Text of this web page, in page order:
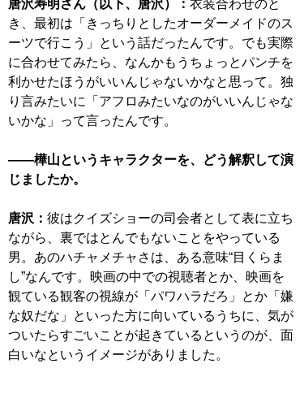
唐沢寿明さん（以下、唐沢）： 衣装合わせのと
き、最初は「きっちりとしたオーダーメイドのス
ーツで行こう」という話だったんです。でも実際
に合わせてみたら、なんかもうちょっとパンチを
利かせたほうがいいんじゃないかなと思って。独
り言みたいに「アフロみたいなのがいいんじゃな
いかな」って言ったんです。
――樺山というキャラクターを、どう解釈して演
じましたか。
唐沢： 彼はクイズショーの司会者として表に立ち
ながら、裏ではとんでもないことをやっている
男。あのハチャメチャさは、ある意味“目くらま
し”なんです。映画の中での視聴者とか、映画を
観ている観客の視線が「パワハラだろ」とか「嫌
な奴だな」といった方に向いているうちに、気が
ついたらすごいことが起きているというのが、面
白いなというイメージがありました。